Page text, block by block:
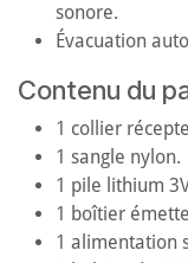
sonore.
Évacuation
Contenu du
1 collier
1 sangle nylon.
1 pile lithium
1 boîtier
1 alimentation